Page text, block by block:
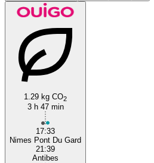
Nîmes
1.29 kg CO2
3 h 47 min
17:33
Nimes Pont Du Gard
21:39
Antibes